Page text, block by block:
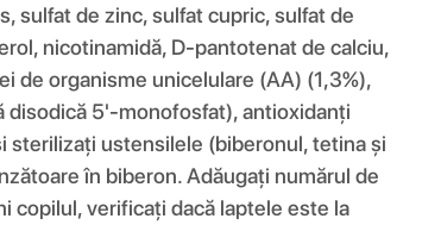
sulfat de zinc, sulfat cupric, sulfat de
nicotinamidă, D-pantotenat de calciu,
de organisme unicelulare (AA) (1,3%),
5'-monofosfat), antioxidanți
sterilizați ustensilele (biberonul, tetina și
în biberon. Adăugați numărul de
copilul, verificați dacă laptele este la